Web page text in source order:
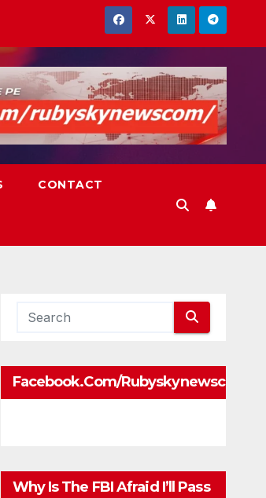
CONTACT
Facebook.com/rubyskynewscom
Why Is The FBI Afraid I’ll Pass